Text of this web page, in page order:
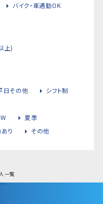
バイク・車通勤OK
上)
日その他
シフト制
夏季
り その他
一覧